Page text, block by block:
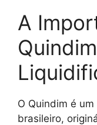
A
O Quindim é
brasileiro,